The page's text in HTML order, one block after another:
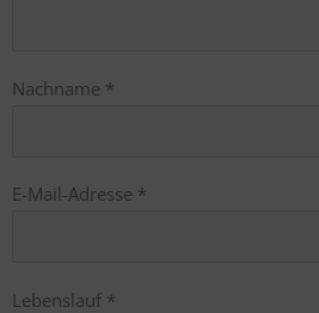
Nachname *
E-Mail-Adresse *
Lebenslauf *